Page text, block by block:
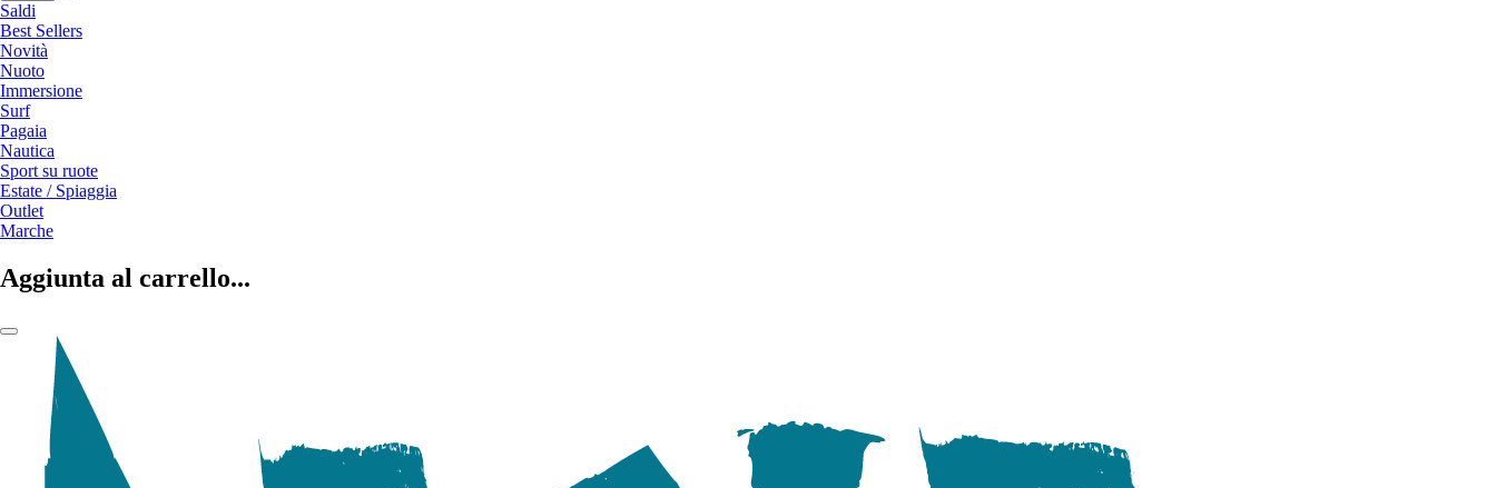
Saldi
Best Sellers
Novità
Nuoto
Immersione
Surf
Pagaia
Nautica
Sport su ruote
Estate / Spiaggia
Outlet
Marche
Aggiunta al carrello...